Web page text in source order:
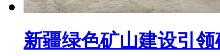
新疆绿色矿山建设引